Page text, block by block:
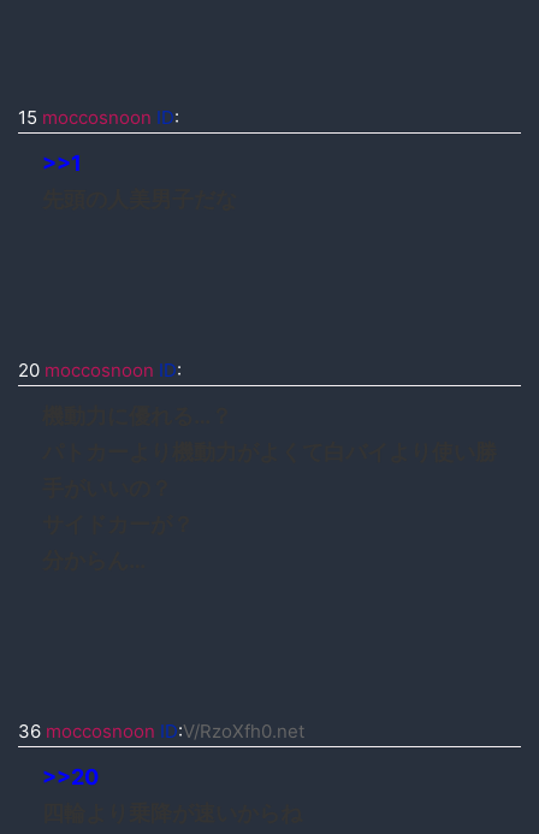
15 moccosnoon ID:
>>1
20 moccosnoon ID:
36 moccosnoon ID:V/RzoXfh0.net
>>20